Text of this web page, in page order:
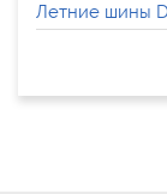
Летние шины